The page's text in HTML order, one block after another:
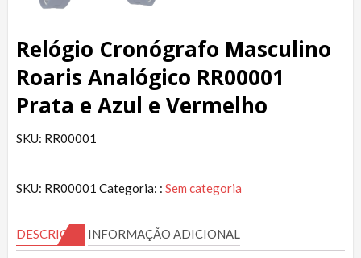
Relógio Cronógrafo Masculino
Roaris Analógico RR00001
Prata e Azul e Vermelho
SKU: RR00001
SKU: RR00001 Categoria: : Sem categoria
DESCRIÇÃO INFORMAÇÃO ADICIONAL